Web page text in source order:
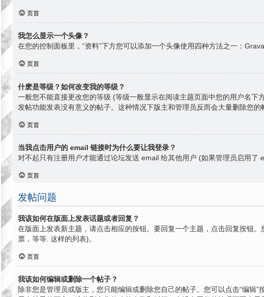
页首
我怎么显示一个头像？
在您的控制面板里，“资料”下方您可以添加一个头像使用四种方法之一：
页首
什麽是等级？如何改变我的等级？
一般您不能直接更改您的等级 (等级一般显示在阅读主题页面中您的用户名
发帖功能发表没有意义的帖子。这种情况下版主和管理员反而会大量删除您的
页首
当我点击用户的 email 链接时为什么要让我登录？
对不起只有注册用户才能通过论坛发送 email 给其他用户 (如果管理员启用了
页首
发帖问题
我该如何在版面上发表话题或者回复？
在版面上发表新主题，请点击相应的按钮。要回复一个主题，点击回复按钮
票，等等. 这样的列表)。
页首
我该如何编辑或删除一个帖子？
除非您是管理员或版主，您只能编辑或删除您自己的帖子。您可以点击“编